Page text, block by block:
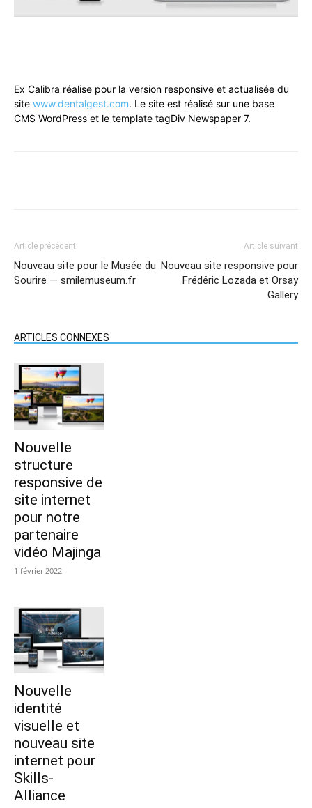
Ex Cal­i­bra réalise pour la ver­sion respon­sive et actu­al­isée du
site www.dentalgest.com. Le site est réal­isé sur une base
CMS Word­Press et le tem­plate tag­Div News­pa­per 7.
Article précédent
Nouveau site pour le Musée du
Sourire — smilemuseum.fr
Article suivant
Nouveau site responsive pour
Frédéric Lozada et Orsay
Gallery
ARTICLES CONNEXES
Nouvelle
structure
responsive de
site internet
pour notre
partenaire
vidéo Majinga
1 février 2022
Nouvelle
identité
visuelle et
nouveau site
internet pour
Skills-
Alliance